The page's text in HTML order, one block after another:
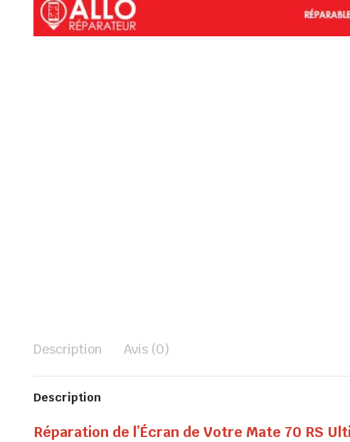
Description Avis (0)
Description
Réparation de l’Écran de Votre Mate 70 RS